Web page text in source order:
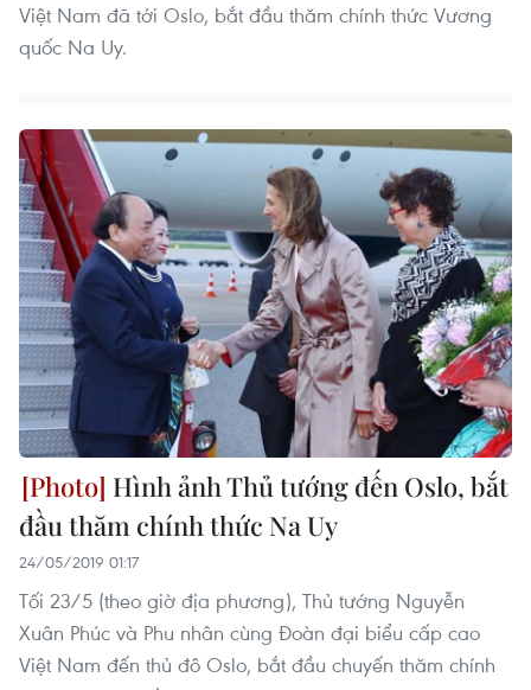
Việt Nam đã tới Oslo, bắt đầu thăm chính thức Vương
quốc Na Uy.
Hình ảnh Thủ tướng đến Oslo, bắt
đầu thăm chính thức Na Uy
24/05/2019 01:17
Tối 23/5 (theo giờ địa phương), Thủ tướng Nguyễn
Xuân Phúc và Phu nhân cùng Đoàn đại biểu cấp cao
Việt Nam đến thủ đô Oslo, bắt đầu chuyến thăm chính